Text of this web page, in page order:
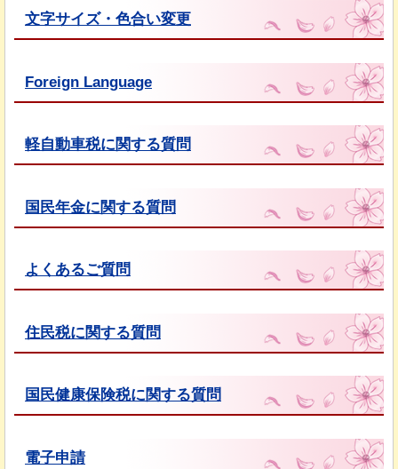
文字サイズ・色合い変更
Foreign Language
軽自動車税に関する質問
国民年金に関する質問
よくあるご質問
住民税に関する質問
国民健康保険税に関する質問
電子申請